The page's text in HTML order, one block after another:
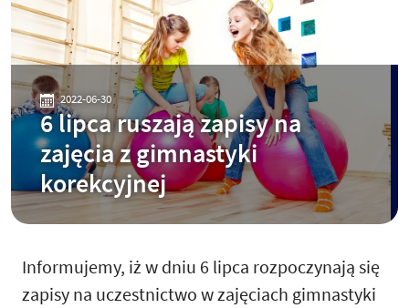
2022-06-30
6 lipca ruszają zapisy na
zajęcia z gimnastyki
korekcyjnej
Informujemy, iż w dniu 6 lipca rozpoczynają się
zapisy na uczestnictwo w zajęciach gimnastyki